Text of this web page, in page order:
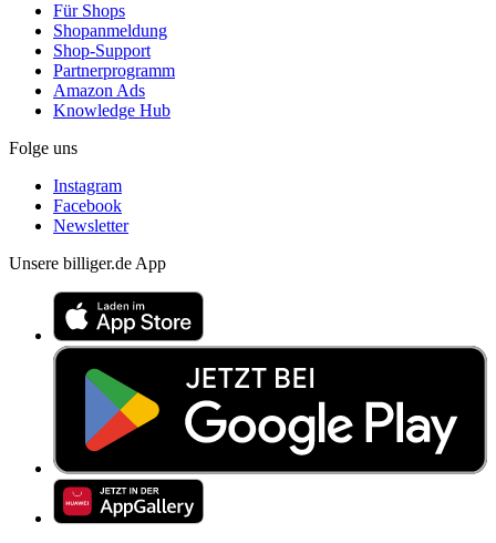
Für Shops
Shopanmeldung
Shop-Support
Partnerprogramm
Amazon Ads
Knowledge Hub
Folge uns
Instagram
Facebook
Newsletter
Unsere billiger.de App